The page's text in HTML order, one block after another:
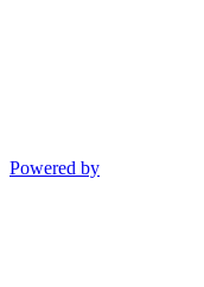
Powered by